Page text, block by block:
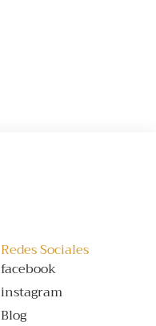
Redes Sociales
facebook
instagram
Blog